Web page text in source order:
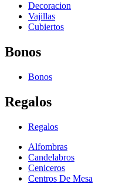
Decoracion
Vajillas
Cubiertos
Bonos
Bonos
Regalos
Regalos
Alfombras
Candelabros
Ceniceros
Centros De Mesa